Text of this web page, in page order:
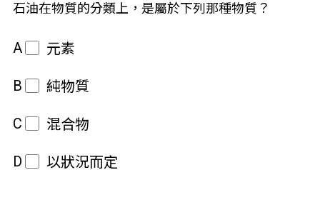
石油在物質的分類上，是屬於下列那種物質？
A 元素
B 純物質
C 混合物
D 以狀況而定